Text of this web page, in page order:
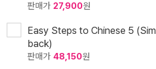
판매가 27,900원
Easy Steps to Chinese 5
back)
판매가 48,150원